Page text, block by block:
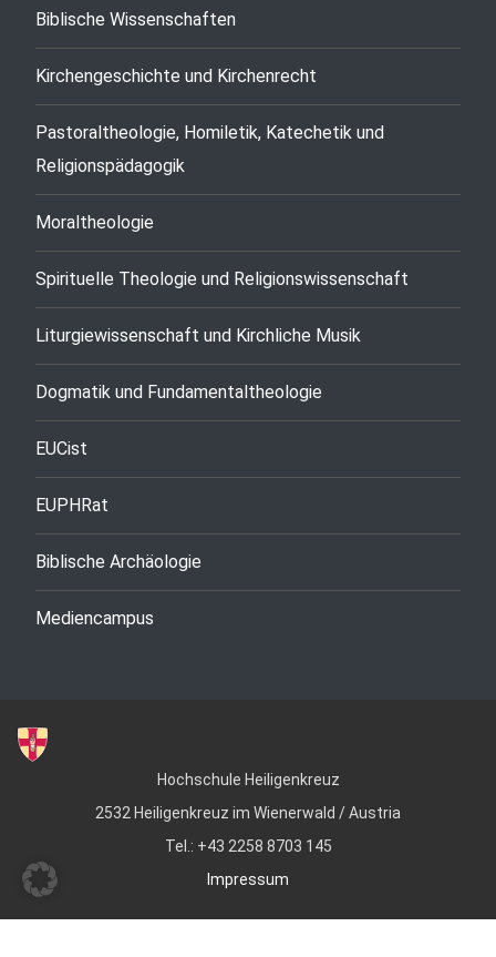
Biblische Wissenschaften
Kirchengeschichte und Kirchenrecht
Pastoraltheologie, Homiletik, Katechetik und
Religionspädagogik
Moraltheologie
Spirituelle Theologie und Religionswissenschaft
Liturgiewissenschaft und Kirchliche Musik
Dogmatik und Fundamentaltheologie
EUCist
EUPHRat
Biblische Archäologie
Mediencampus
Hochschule Heiligenkreuz
2532 Heiligenkreuz im Wienerwald / Austria
Tel.: +43 2258 8703 145
Impressum